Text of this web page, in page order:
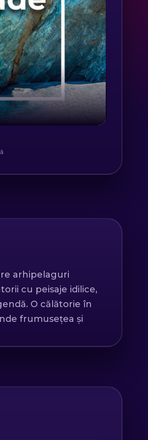
arhipelaguri
cu peisaje idilice,
O călătorie în
frumusețea și
înguste și pline de
portul său agitat